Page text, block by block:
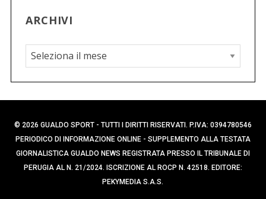
ARCHIVI
A
r
c
h
i
v
i
© 2026 GUALDO SPORT - TUTTI I DIRITTI RISERVATI. P.IVA: 0394780546
PERIODICO DI INFORMAZIONE ONLINE - SUPPLEMENTO ALLA TESTATA
GIORNALISTICA GUALDO NEWS REGISTRATA PRESSO IL TRIBUNALE DI
PERUGIA AL N. 21/2024. ISCRIZIONE AL ROCP N. 42518. EDITORE:
PEKYMEDIA S.A.S.